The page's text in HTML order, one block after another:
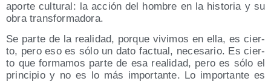
apor­te cul­tu­ral: la acción del hom­bre en la his­to­ria y su
obra transformadora.
Se par­te de la reali­dad, por­que vivi­mos en ella, es cier­
to, pero eso es sólo un dato fac­tual, nece­sa­rio. Es cier­
to que for­ma­mos par­te de esa reali­dad, pero es sólo el
prin­ci­pio y no es lo más impor­tan­te. Lo impor­tan­te es